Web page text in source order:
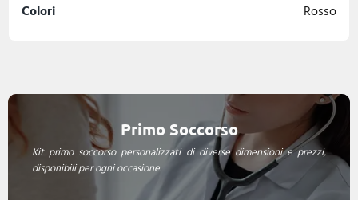
Colori Rosso
Primo Soccorso
Kit primo soccorso personalizzati di diverse dimensioni e prezzi,
disponibili per ogni occasione.